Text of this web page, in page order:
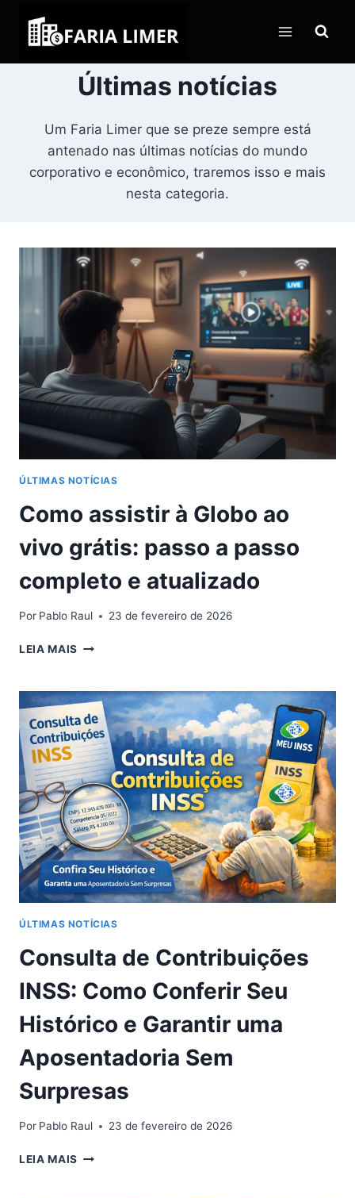
Últimas notícias
Um Faria Limer que se preze sempre está
antenado nas últimas notícias do mundo
corporativo e econômico, traremos isso e mais
nesta categoria.
ÚLTIMAS NOTÍCIAS
Como assistir à Globo ao
vivo grátis: passo a passo
completo e atualizado
Por Pablo Raul 23 de fevereiro de 2026
LEIA MAIS COMO
GLOBO
AO
VIVO
GRÁTIS:
PASSO
A
PASSO
COMPLETO
E
ATUALIZADO
ÚLTIMAS NOTÍCIAS
Consulta de Contribuições
INSS: Como Conferir Seu
Histórico e Garantir uma
Aposentadoria Sem
Surpresas
Por Pablo Raul 23 de fevereiro de 2026
LEIA MAIS CONSULTA